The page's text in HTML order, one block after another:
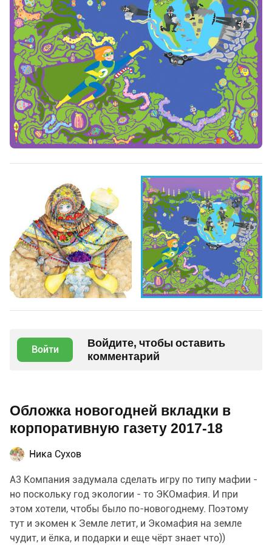
Войти
Войдите, чтобы оставить
комментарий
Обложка новогодней вкладки в
корпоративную газету 2017-18
Ника Сухов
А3 Компания задумала сделать игру по типу мафии -
но поскольку год экологии - то ЭКОмафия. И при
этом хотели, чтобы было по-новогоднему. Поэтому
тут и экомен к Земле летит, и Экомафия на земле
чудит, и ёлка, и подарки и еще чёрт знает что))